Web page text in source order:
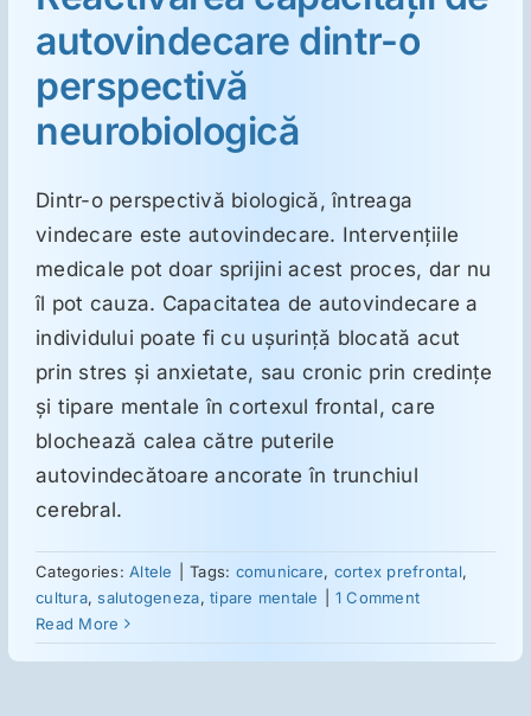
Reumatologie
Ginecologie
Mesajele lui Reichelt
Dietă
Oncologie
autovindecare dintr-o
perspectivă
neurobiologică
Dintr-o perspectivă biologică, întreaga
vindecare este autovindecare. Intervenţiile
medicale pot doar sprijini acest proces, dar nu
îl pot cauza. Capacitatea de autovindecare a
individului poate fi cu uşurinţă blocată acut
prin stres şi anxietate, sau cronic prin credinţe
şi tipare mentale în cortexul frontal, care
blochează calea către puterile
autovindecătoare ancorate în trunchiul
cerebral.
Categories:Altele Tags: comunicare, cortex prefrontal,
cultura, salutogeneza,tipare mentale
1 Comment
Read More